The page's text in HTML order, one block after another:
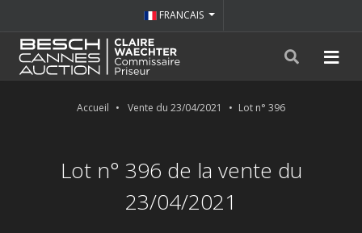
FRANCAIS
Accueil Vente du 23/04/2021 Lot n° 396
Lot n° 396 de la vente du
23/04/2021